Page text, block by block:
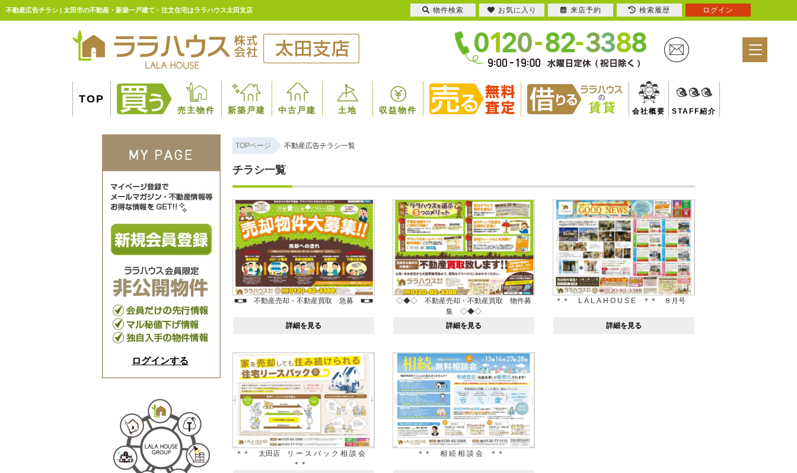
不動産広告チラシ | 太田市の不動産・新築一戸建て・注文住宅はララハウス太田支店
TOP
売主物件 新築戸建 中古戸建 土地 収益物件 会社概要 STAFF紹介
TOPページ 不動産広告チラシ一覧
チラシ一覧
■□■ 不動産売却・不動産買取 急募 ■□■
詳細を見る
◇◆◇ 不動産売却・不動産買取 物件募
集 ◇◆◇
詳細を見る
＊＊ L A L A H O U S E ＊＊ ８月号
詳細を見る
＊＊ 太田店 リ ー ス バ ッ ク 相 談 会
＊＊
＊＊ 相 続 相 談 会 ＊＊
ログインする
物件検索 お気に入り 来店予約 検索履歴 ログイン